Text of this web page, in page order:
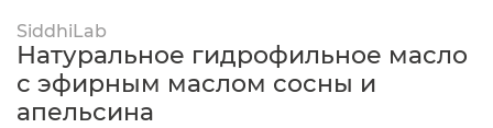
SiddhiLab
Натуральное гидрофильное масло
с эфирным маслом сосны и
апельсина